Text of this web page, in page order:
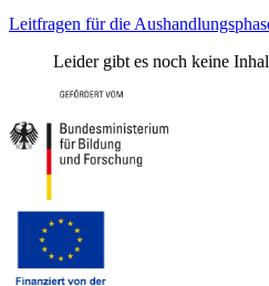
Leitfragen für die
Leider gibt es noch keine